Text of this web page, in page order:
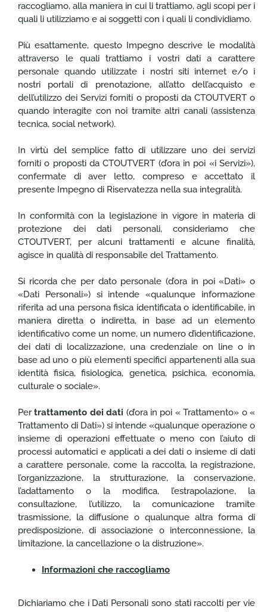
raccogliamo, alla maniera in cui li trattiamo, agli scopi per i
quali li utilizziamo e ai soggetti con i quali li condividiamo.
Più esattamente, questo Impegno descrive le modalità
attraverso le quali trattiamo i vostri dati a carattere
personale quando utilizzate i nostri siti internet e/o i
nostri portali di prenotazione, all’atto dell’acquisto e
dell’utilizzo dei Servizi forniti o proposti da CTOUTVERT o
quando interagite con noi tramite altri canali (assistenza
tecnica, social network).
In virtù del semplice fatto di utilizzare uno dei servizi
forniti o proposti da CTOUTVERT (d’ora in poi «i Servizi»),
confermate di aver letto, compreso e accettato il
presente Impegno di Riservatezza nella sua integralità.
In conformità con la legislazione in vigore in materia di
protezione dei dati personali, consideriamo che
CTOUTVERT, per alcuni trattamenti e alcune finalità,
agisce in qualità di responsabile del Trattamento.
Si ricorda che per dato personale (d’ora in poi «Dati» o
«Dati Personali») si intende «qualunque informazione
riferita ad una persona fisica identificata o identificabile, in
maniera diretta o indiretta, in base ad un elemento
identificativo come un nome, un numero d’identificazione,
dei dati di localizzazione, una credenziale on line o in
base ad uno o più elementi specifici appartenenti alla sua
identità fisica, fisiologica, genetica, psichica, economia,
culturale o sociale».
Pertrattamento dei dati (d’ora in poi « Trattamento» o «
Trattamento di Dati») si intende «qualunque operazione o
insieme di operazioni effettuate o meno con l’aiuto di
processi automatici e applicati a dei dati o insieme di dati
a carattere personale, come la raccolta, la registrazione,
l’organizzazione, la strutturazione, la conservazione,
l’adattamento o la modifica, l’estrapolazione, la
consultazione, l’utilizzo, la comunicazione tramite
trasmissione, la diffusione o qualunque altra forma di
predisposizione, di associazione o interconnessione, la
limitazione, la cancellazione o la distruzione».
Informazioni che raccogliamo
Dichiariamo che i Dati Personali sono stati raccolti per vie